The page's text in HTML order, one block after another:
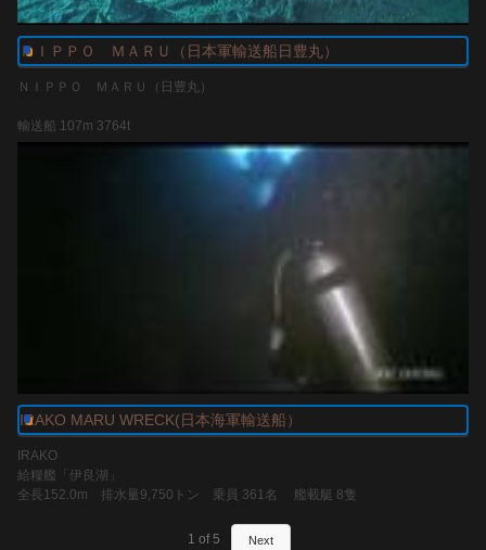
7,000ｋｍにも及ぶ航続力、最大２トンの各種兵器を懸架可能、
最大速度は450km/hを超え、
20mm機銃を防御旋回機銃として採用するなど、
非常に高い性能を有していた。
トレジャーズ
http://treasures-chuuk.com/
ＮＩＰＰＯ ＭＡＲＵ（日本軍輸送船日豊丸）
ＮＩＰＰＯ ＭＡＲＵ（日豊丸）
輸送船 107m 3764t
水深５０ｍ付近に美しい姿でたたずむ日本軍輸送船。
水深が深く潮の流れも良い所にあるためサンゴ等も付かず
綺麗なままでデッキで豆戦車（97式軽装甲車テケ）
IRAKO MARU WRECK(日本海軍輸送船）
IRAKO
給糧艦「伊良湖」
全長152.0m 排水量9,750トン 乗員 361名 艦載艇 8隻
1 of 5 Next